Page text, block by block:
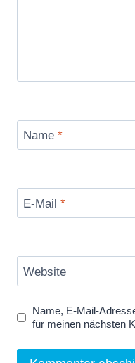
Name *
E-Mail *
Website
Name, E-Mail-
für meinen nächsten